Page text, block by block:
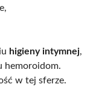
higieny intymnej,
hemoroidom.
w tej sferze.